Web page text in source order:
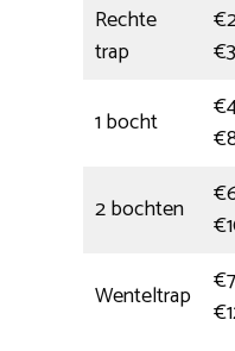
Rechte
trap
1 bocht
2 bochten
Wenteltrap